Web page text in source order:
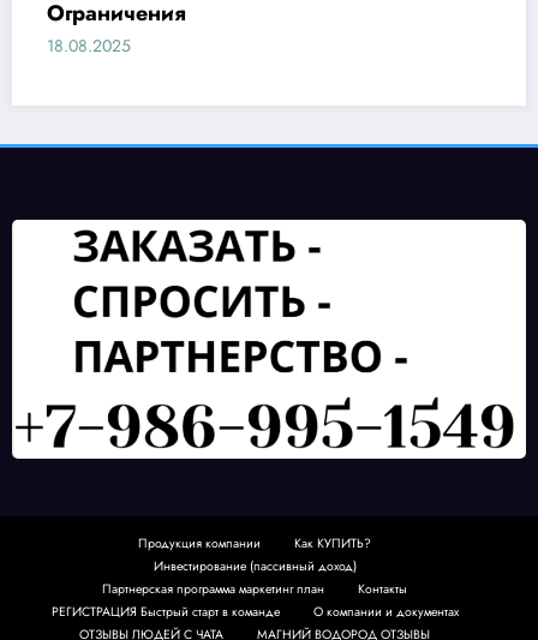
Закат над полем
15.08.2025